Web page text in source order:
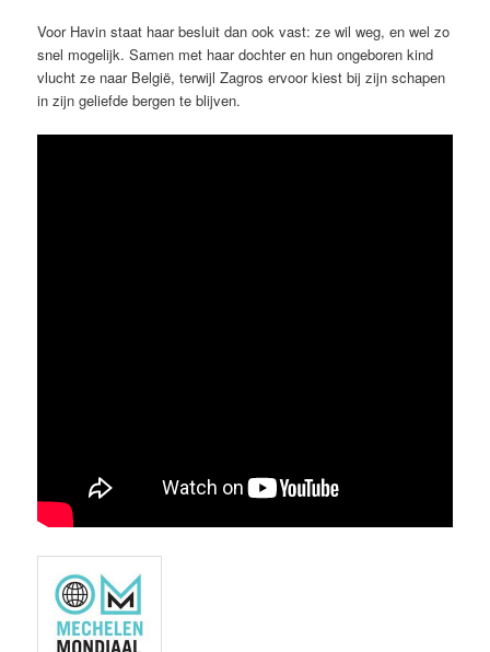
Voor Havin staat haar besluit dan ook vast: ze wil weg, en wel zo
snel mogelijk. Samen met haar dochter en hun ongeboren kind
vlucht ze naar België, terwijl Zagros ervoor kiest bij zijn schapen
in zijn geliefde bergen te blijven.